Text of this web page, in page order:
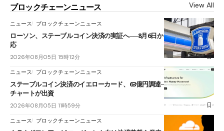
ブロックチェーンニュース View All
ニュース ブロックチェーンニュース
ローソン、ステーブルコイン決済の実証へ──8月6日からJPYCやUSDC対
応
2026年08月05日 15時12分
ニュース ブロックチェーンニュース
ステーブルコイン決済のイエローカード、63億円調達──ソニーやスタン
チャートが出資
2026年08月05日 11時59分
ニュース ブロックチェーンニュース